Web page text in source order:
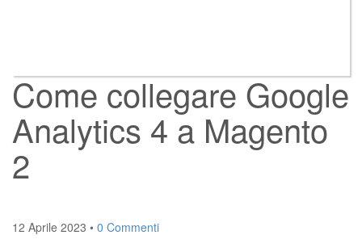
Come collegare Google
Analytics 4 a Magento
2
12 Aprile 2023 • 0 Commenti